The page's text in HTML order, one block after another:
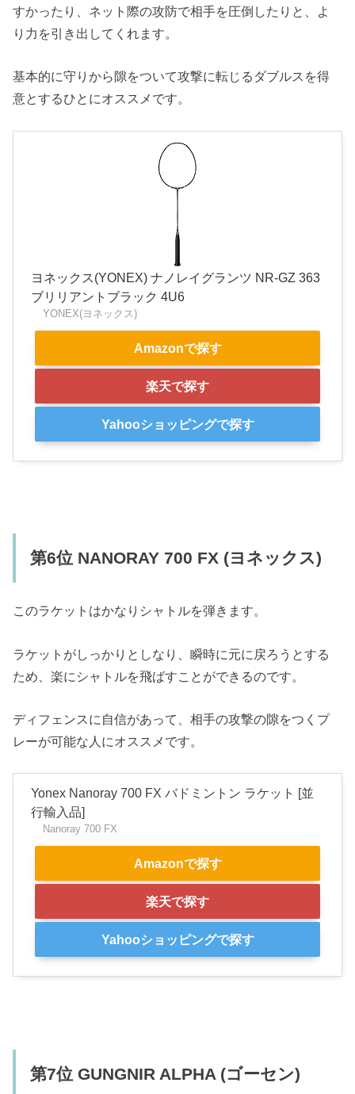
すかったり、ネット際の攻防で相手を圧倒したりと、よ
り力を引き出してくれます。
基本的に守りから隙をついて攻撃に転じるダブルスを得
意とするひとにオススメです。
ヨネックス(YONEX) ナノレイグランツ NR-GZ 363
ブリリアントブラック 4U6
YONEX(ヨネックス)
Amazonで探す
楽天で探す
Yahooショッピングで探す
第6位 NANORAY 700 FX (ヨネックス)
このラケットはかなりシャトルを弾きます。
ラケットがしっかりとしなり、瞬時に元に戻ろうとする
ため、楽にシャトルを飛ばすことができるのです。
ディフェンスに自信があって、相手の攻撃の隙をつくプ
レーが可能な人にオススメです。
Yonex Nanoray 700 FX バドミントン ラケット [並
行輸入品]
Nanoray 700 FX
Amazonで探す
楽天で探す
Yahooショッピングで探す
第7位 GUNGNIR ALPHA (ゴーセン)